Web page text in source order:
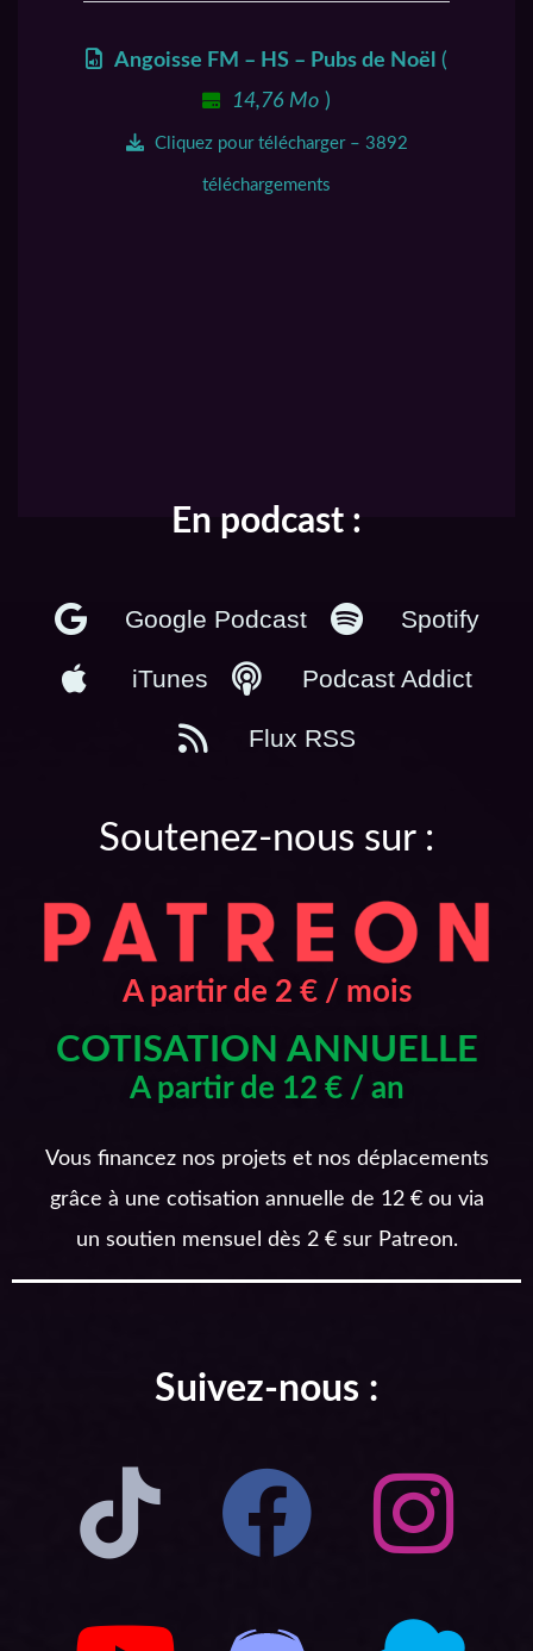
Angoisse FM – HS – Pubs de Noël (
14,76 Mo )
Cliquez pour télécharger – 3892
téléchargements
En podcast :
Google Podcast Spotify
iTunes Podcast Addict
Flux RSS
Soutenez-nous sur :
A partir de 2 € / mois
COTISATION ANNUELLE
A partir de 12 € / an
Vous financez nos projets et nos déplacements
grâce à une cotisation annuelle de 12 € ou via
un soutien mensuel dès 2 € sur Patreon.
Suivez-nous :